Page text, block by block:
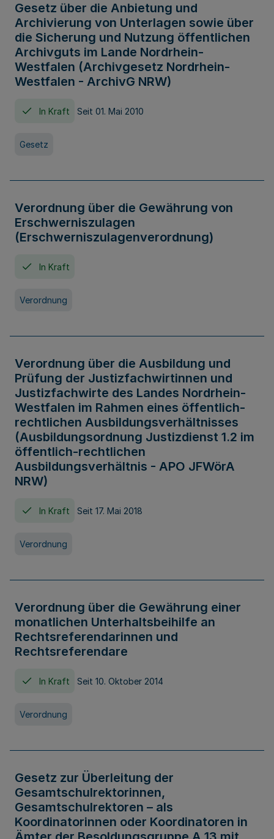
Gesetz über die Anbietung und
Archivierung von Unterlagen sowie über
die Sicherung und Nutzung öffentlichen
Archivguts im Lande Nordrhein-
Westfalen (Archivgesetz Nordrhein-
Westfalen - ArchivG NRW)
In Kraft Seit 01. Mai 2010
Gesetz
Verordnung über die Gewährung von
Erschwerniszulagen
(Erschwerniszulagenverordnung)
In Kraft
Verordnung
Verordnung über die Ausbildung und
Prüfung der Justizfachwirtinnen und
Justizfachwirte des Landes Nordrhein-
Westfalen im Rahmen eines öffentlich-
rechtlichen Ausbildungsverhältnisses
(Ausbildungsordnung Justizdienst 1.2 im
öffentlich-rechtlichen
Ausbildungsverhältnis - APO JFWörA
NRW)
In Kraft Seit 17. Mai 2018
Verordnung
Verordnung über die Gewährung einer
monatlichen Unterhaltsbeihilfe an
Rechtsreferendarinnen und
Rechtsreferendare
In Kraft Seit 10. Oktober 2014
Verordnung
Gesetz zur Überleitung der
Gesamtschulrektorinnen,
Gesamtschulrektoren – als
Koordinatorinnen oder Koordinatoren in